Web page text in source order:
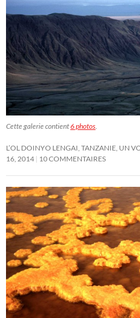
Cette galerie contient6 photos.
L’OL DOINYO LENGAI, TANZANIE, UN
16, 2014 10 COMMENTAIRES